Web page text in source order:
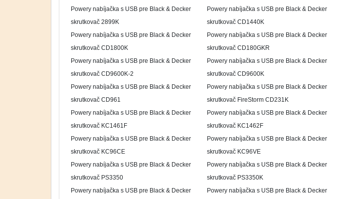
Powery nabíjačka s USB pre Black & Decker
skrutkovač 2899K
Powery nabíjačka s USB pre Black & Decker
skrutkovač CD1440K
Powery nabíjačka s USB pre Black & Decker
skrutkovač CD1800K
Powery nabíjačka s USB pre Black & Decker
skrutkovač CD180GKR
Powery nabíjačka s USB pre Black & Decker
skrutkovač CD9600K-2
Powery nabíjačka s USB pre Black & Decker
skrutkovač CD9600K
Powery nabíjačka s USB pre Black & Decker
skrutkovač CD961
Powery nabíjačka s USB pre Black & Decker
skrutkovač FireStorm CD231K
Powery nabíjačka s USB pre Black & Decker
skrutkovač KC1461F
Powery nabíjačka s USB pre Black & Decker
skrutkovač KC1462F
Powery nabíjačka s USB pre Black & Decker
skrutkovač KC96CE
Powery nabíjačka s USB pre Black & Decker
skrutkovač KC96VE
Powery nabíjačka s USB pre Black & Decker
skrutkovač PS3350
Powery nabíjačka s USB pre Black & Decker
skrutkovač PS3350K
Powery nabíjačka s USB pre Black & Decker
Powery nabíjačka s USB pre Black & Decker